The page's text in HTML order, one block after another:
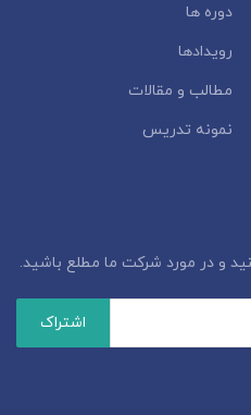
دوره ها
رویدادها
مطالب و مقالات
نمونه تدریس
و در مورد شرکت ما مطلع باشید.